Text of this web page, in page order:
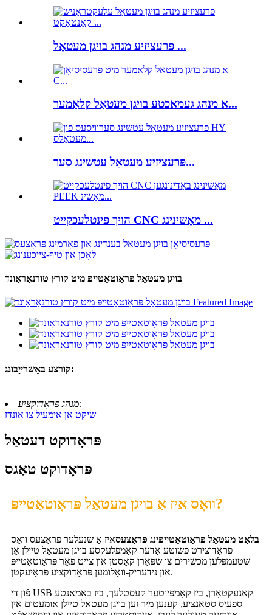
פּרעציזיע מנהג בויגן מעטאַל ...
א מנהג געמאכטע בויגן מעטאַל קלאַמער...
פּרעציזיע מעטאַל עטשינג סער...
הויך פּינטלעכקייט CNC מאַשינינג ...
בויגן מעטאַל פּראָוטאַטייפּ מיט קורץ טורנאַראָונד
קורצע באַשרייַבונג:
מנהג פּראָדוקציע:
שיקט אַן אימעיל צו אונדז
פּראָדוקט דעטאַל
פּראָדוקט טאַגס
וואָס איז אַ בויגן מעטאַל פּראָוטאַטייפּ?
בלאַט מעטאַל פּראָוטאַטייפּינג פּראָצעסאיז אַ שנעלער פּראָצעס וואָס
פּראָדוצירט פּשוטע אָדער קאָמפּלעקסע בויגן מעטאַל טיילן אָן
שטעמפּלען מכשירים צו שפּאָרן קאָסטן און צייט פֿאַר פּראָוטאַטייפּ
און נידעריק-וואָלומען פּראָדוקציע פּראָיעקטן.
פֿון די USB קאַנעקטאָרן, ביז קאָמפּיוטער קעסטלעך, ביז באַמאַנטע
ספעיס סטאַנציע, קענען מיר זען בויגן מעטאַל טיילן אומעטום אין